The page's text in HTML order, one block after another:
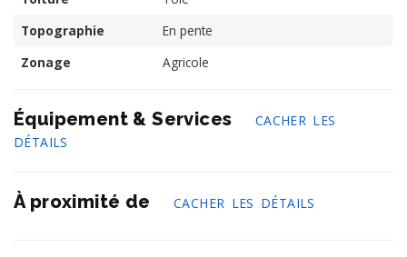
Topographie
En pente
Zonage
Agricole
Équipement & Services
CACHER LES
DÉTAILS
À proximité de CACHER LES DÉTAILS